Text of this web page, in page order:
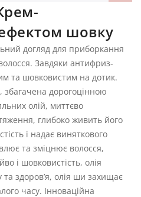
шовку
догляд для приборкання
Завдяки антифриз-
та шовковистим на дотик.
збагачена дорогоцінною
олій, миттєво
глибоко живить його
і надає виняткового
та зміцнює волосся,
і шовковистість, олія
здоров’я, олія ши захищає
часу. Інноваційна